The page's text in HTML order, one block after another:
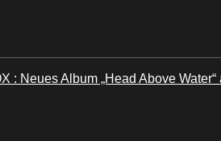
: Neues Album „Head Above